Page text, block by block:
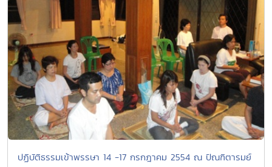
ปฏิบัติธรรมเข้าพรรษา 14 -17 กรกฎาคม 2554 ณ ปัณฑิตารมย์